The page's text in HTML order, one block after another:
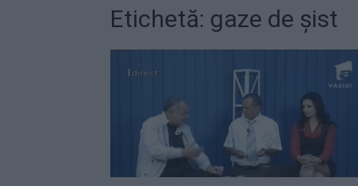
Etichetă: gaze de șist